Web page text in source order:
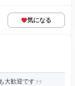
気になる
大歓迎です